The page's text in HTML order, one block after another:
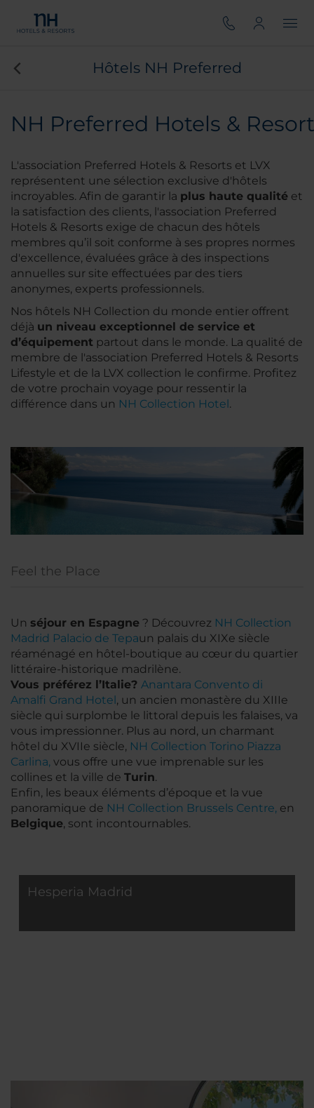
Hôtels NH Preferred
NH Preferred Hotels &
L'association Preferred Hotels & Resorts et LVX
représentent une sélection exclusive d'hôtels
incroyables. Afin de garantir la plus haute qualité et
la satisfaction des clients, l'association Preferred
Hotels & Resorts exige de chacun des hôtels
membres qu’il soit conforme à ses propres normes
d'excellence, évaluées grâce à des inspections
annuelles sur site effectuées par des tiers
anonymes, experts professionnels.
Nos hôtels NH Collection du monde entier offrent
déjà un niveau exceptionnel de service et
d’équipement partout dans le monde. La qualité de
membre de l'association Preferred Hotels & Resorts
Lifestyle et de la LVX collection le confirme. Profitez
de votre prochain voyage pour ressentir la
différence dans un NH Collection Hotel.
Feel the Place
Un séjour en Espagne ? Découvrez NH Collection
Madrid Palacio de Tepaun palais du XIXe siècle
réaménagé en hôtel-boutique au cœur du quartier
littéraire-historique madrilène.
Vous préférez l’Italie? Anantara Convento di
Amalfi Grand Hotel , un ancien monastère du XIIIe
siècle qui surplombe le littoral depuis les falaises, va
vous impressionner. Plus au nord, un charmant
hôtel du XVIIe siècle, NH Collection Torino Piazza
Carlina, vous offre une vue imprenable sur les
collines et la ville de Turin.
Enfin, les beaux éléments d’époque et la vue
panoramique de NH Collection Brussels Centre, en
Belgique, sont incontournables.
Hesperia Madrid